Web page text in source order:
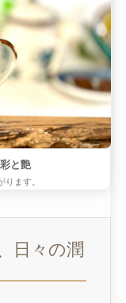
と艶
ます。
日々の潤